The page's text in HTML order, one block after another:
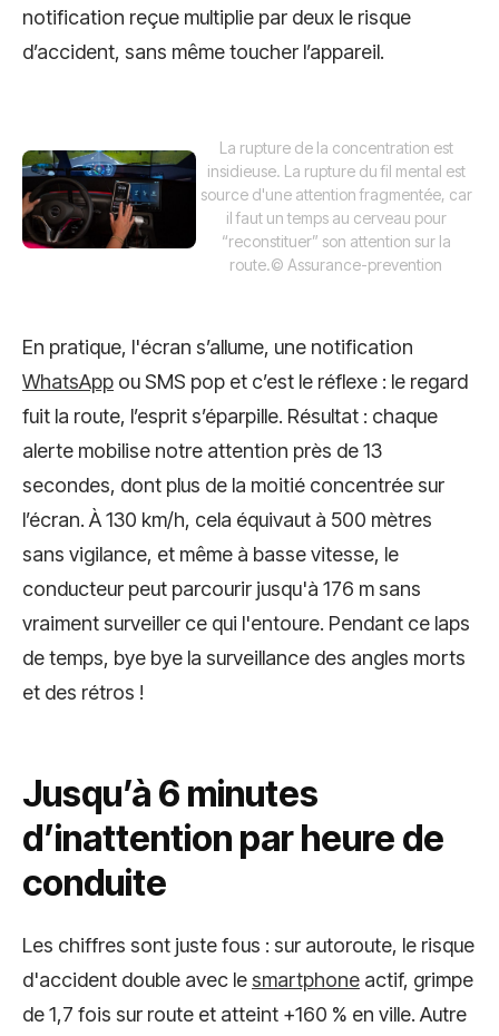
notification reçue multiplie par deux le risque
d’accident, sans même toucher l’appareil.
La rupture de la concentration est
insidieuse. La rupture du fil mental est
source d'une attention fragmentée, car
il faut un temps au cerveau pour
“reconstituer” son attention sur la
route.© Assurance-prevention
En pratique, l'écran s’allume, une notification
WhatsApp ou SMS pop et c’est le réflexe : le regard
fuit la route, l’esprit s’éparpille. Résultat : chaque
alerte mobilise notre attention près de 13
secondes, dont plus de la moitié concentrée sur
l’écran. À 130 km/h, cela équivaut à 500 mètres
sans vigilance, et même à basse vitesse, le
conducteur peut parcourir jusqu'à 176 m sans
vraiment surveiller ce qui l'entoure. Pendant ce laps
de temps, bye bye la surveillance des angles morts
et des rétros !
Jusqu’à 6 minutes
d’inattention par heure de
conduite
Les chiffres sont juste fous : sur autoroute, le risque
d'accident double avec lesmartphone actif, grimpe
de 1,7 fois sur route et atteint +160 % en ville. Autre